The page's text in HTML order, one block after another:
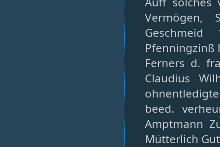
Vermögen,
Pfenningzinß
Ferners d.
Claudius
beed.
Amptmann
Mütterlich